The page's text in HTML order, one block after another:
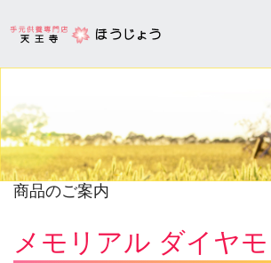
商品のご案内
メモリアル ダイヤ